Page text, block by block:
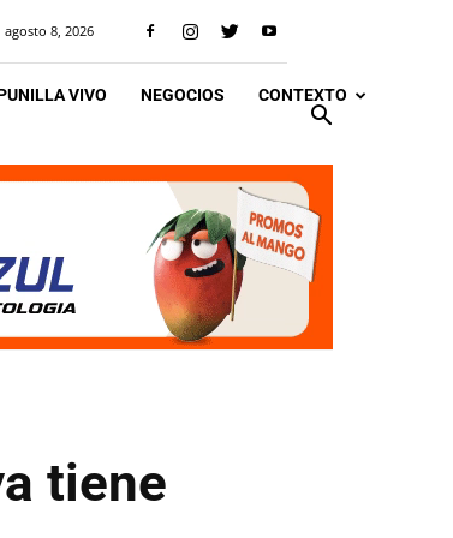
agosto 8, 2026
VIVO NEGOCIOS CONTEXTO
tiene